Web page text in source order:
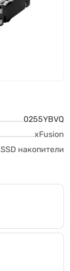
0255YBVQ
xFusion
SSD накопители